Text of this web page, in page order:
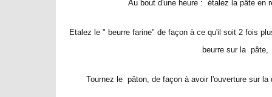
Au bout d'une heure : étalez la pâte en
Etalez le " beurre farine" de façon à ce qu'il soit 2 fois
beurre sur la pâte,
Tournez le pâton, de façon à avoir l'ouverture sur